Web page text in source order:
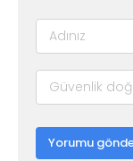
Yorumu